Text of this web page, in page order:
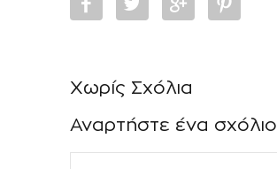
Χωρίς Σχόλια
Αναρτήστε ένα σχόλιο